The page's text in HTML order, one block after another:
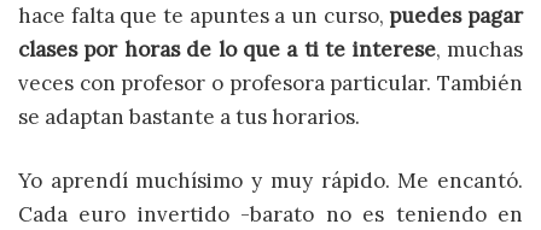
hace falta que te apuntes a un curso, puedes pagar
clases por horas de lo que a ti te interese, muchas
veces con profesor o profesora particular. También
se adaptan bastante a tus horarios.
Yo aprendí muchísimo y muy rápido. Me encantó.
Cada euro invertido -barato no es teniendo en